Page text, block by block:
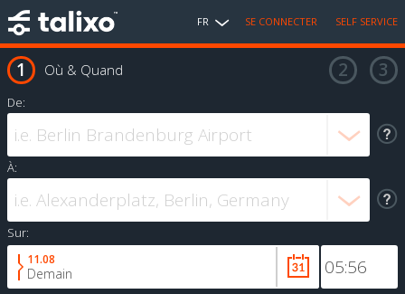
FR SE CONNECTER SELF SERVICE
Où & Quand
De:
À:
Sur:
11.08
Demain